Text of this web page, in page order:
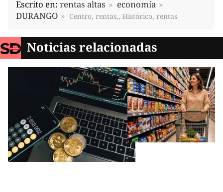
Escrito en: rentas altas
economía
DURANGO
Centro, rentas,, Histórico, rentas
Noticias relacionadas